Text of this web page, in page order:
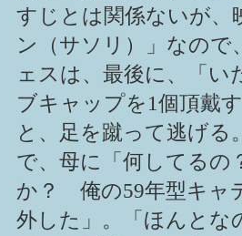
すじとは関係ないが、
ン（サソリ）」なの
ェスは、最後に、「い
ブキャップを1個頂戴
と、足を蹴って逃げる
で、母に「何してるの
か？ 俺の59年型キャ
外した」。「ほんとな